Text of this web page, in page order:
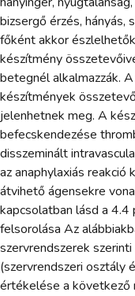
bizsergő érzés, hányás,
főként akkor
készítmény
betegnél alkalmazzák.
készítmények
jelenhetnek meg. A
befecskendezése
disszeminált
az anaphylaxiás
átvihető ágensekre
kapcsolatban lásd a
felsorolása Az
szervrendszerek
(szervrendszeri osztály
értékelése a következő